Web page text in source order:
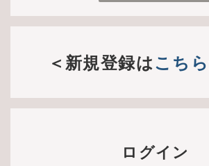
＜新規登録はこちら
ログイン